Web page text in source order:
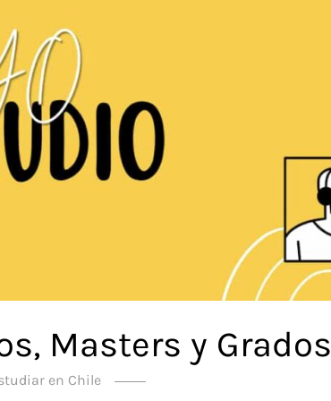
Masters y Grados
en Chile